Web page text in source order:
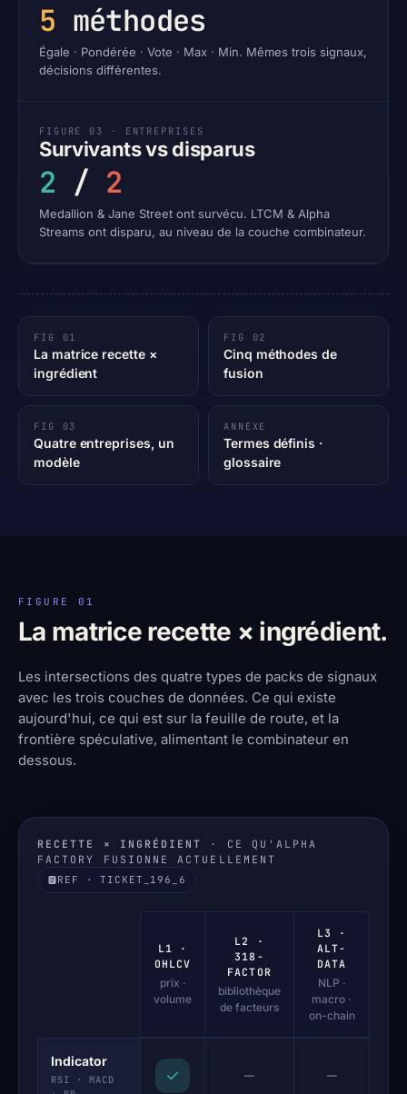
5 méthodes
Égale · Pondérée · Vote · Max · Min. Mêmes trois signaux,
décisions différentes.
FIGURE 03 · ENTREPRISES
Survivants vs disparus
2 / 2
Medallion & Jane Street ont survécu. LTCM & Alpha
Streams ont disparu, au niveau de la couche combinateur.
FIG 01
La matrice recette ×
ingrédient
FIG 02
Cinq méthodes de
fusion
FIG 03
Quatre entreprises, un
modèle
ANNEXE
Termes définis ·
glossaire
FIGURE 01
La matrice recette × ingrédient.
Les intersections des quatre types de packs de signaux
avec les trois couches de données. Ce qui existe
aujourd'hui, ce qui est sur la feuille de route, et la
frontière spéculative, alimentant le combinateur en
dessous.
RECETTE × INGRÉDIENT
· CE QU'ALPHA
FACTORY FUSIONNE ACTUELLEMENT
REF · TICKET_196_6
L1 ·
OHLCV
prix ·
volume
L2 ·
318-
FACTOR
bibliothèque
de facteurs
L3 ·
ALT-
DATA
NLP ·
macro ·
on-chain
Indicator
RSI · MACD
✓ — —